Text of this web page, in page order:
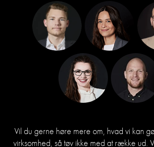
Vil du gerne høre mere om, hvad vi kan
virksomhed, så tøv ikke med at række ud.